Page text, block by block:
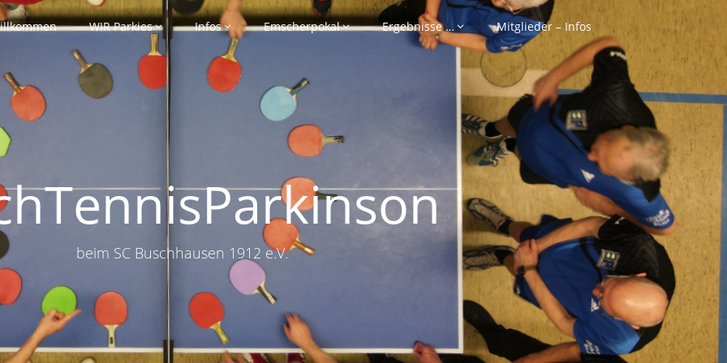
WIR Parkies Infos Emscherpokal Ergebnisse … Mitglieder – Infos
beim SC Buschhausen 1912 e.V.